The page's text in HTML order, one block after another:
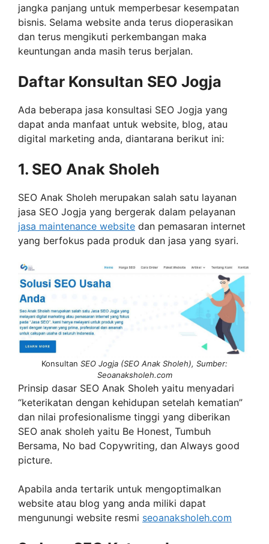
jangka panjang untuk memperbesar kesempatan
bisnis. Selama website anda terus dioperasikan
dan terus mengikuti perkembangan maka
keuntungan anda masih terus berjalan.
Daftar Konsultan SEO Jogja
Ada beberapa jasa konsultasi SEO Jogja yang
dapat anda manfaat untuk website, blog, atau
digital marketing anda, diantarana berikut ini:
1. SEO Anak Sholeh
SEO Anak Sholeh merupakan salah satu layanan
jasa SEO Jogja yang bergerak dalam pelayanan
jasa maintenance website dan pemasaran internet
yang berfokus pada produk dan jasa yang syari.
Konsultan SEO Jogja (SEO Anak Sholeh), Sumber:
Seoanaksholeh.com
Prinsip dasar SEO Anak Sholeh yaitu menyadari
“keterikatan dengan kehidupan setelah kematian”
dan nilai profesionalisme tinggi yang diberikan
SEO anak sholeh yaitu Be Honest, Tumbuh
Bersama, No bad Copywriting, dan Always good
picture.
Apabila anda tertarik untuk mengoptimalkan
website atau blog yang anda miliki dapat
mengunungi website resmi seoanaksholeh.com